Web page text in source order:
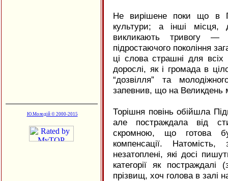
Ю.Молодій © 2000-2015
Не вирішене поки що в
культури; а інші місця,
викликають тривогу
підростаючого покоління
ці слова страшні для
дорослі, як і громада в
“дозвілля” та
запевнив, що на Великдень
Торішня повінь обійшла
але постраждала від
скромною, що готова
компенсації.
незатоплені, які досі
категорії як
прізвищ, хоч голова в залі